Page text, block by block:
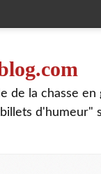
la chasse
d'humeur"